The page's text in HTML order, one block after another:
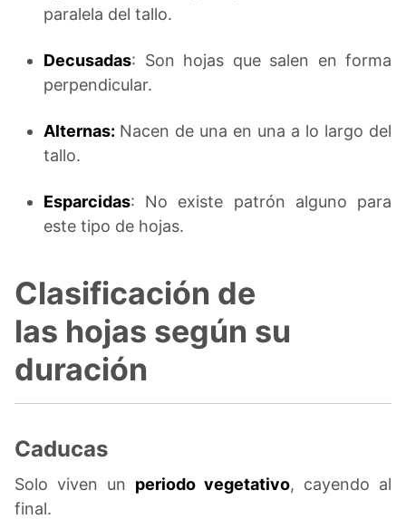
paralela del tallo.
Decusadas: Son hojas que salen en forma
perpendicular.
Alternas: Nacen de una en una a lo largo del
tallo.
Esparcidas: No existe patrón alguno para
este tipo de hojas.
Clasificación de
las hojas según su
duración
Caducas
Solo viven un periodo vegetativo, cayendo al
final.